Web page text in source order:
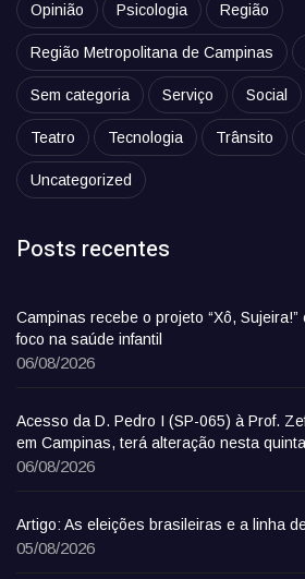
Opinião Psicologia Região
Região Metropolitana de Campinas
Sem categoria Serviço Social
Teatro Tecnologia Trânsito
Uncategorized
Posts recentes
Campinas recebe o projeto “Xô,
foco na saúde infantil
06/08/2026
Acesso da D. Pedro I (SP-065) à Prof.
em Campinas, terá alteração nesta
06/08/2026
Artigo: As eleições brasileiras e a linha
05/08/2026